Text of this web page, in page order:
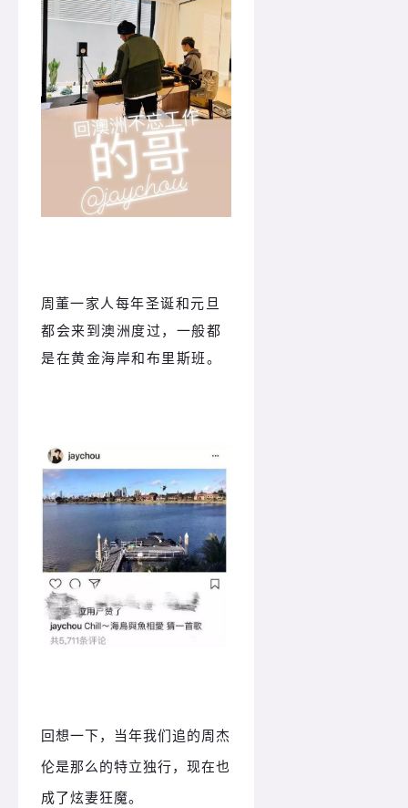
周董一家人每年圣诞和元旦
都会来到澳洲度过，一般都
是在黄金海岸和布里斯班。
回想一下，当年我们追的周杰
伦是那么的特立独行，现在也
成了炫妻狂魔。